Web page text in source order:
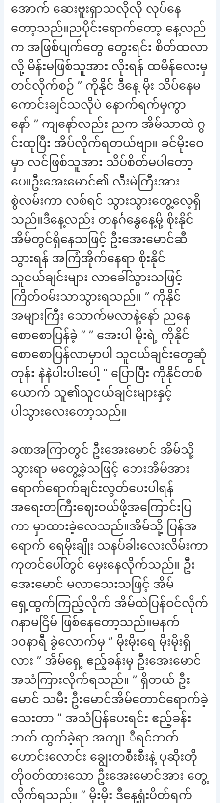
အောက် ဆေးဗူးရှာသလိုလို လုပ်နေ
တော့သည်။ညပိုင်းရောက်တော့ နေ့လည်
က အဖြစ်ပျက်တွေ တွေးရင်း စိတ်ထလာ
လို့ မိန်းမဖြစ်သူအား လိုးရန် ထမိန်လေးမှ
တင်လိုက်စဉ် ” ကိုနိုင် ဒီနေ့ မိုး သိပ်နေမ
ကောင်းချင်သလိုပဲ နောက်ရက်မှကွာ
နော် ” ကျနော်လည်း ညက အိမ်သာထဲ ဂွ
င်းထုပြီး အိပ်လိုက်ရတယ်ဗျာ။ ခင်မိုးဝေ
မှာ လင်ဖြစ်သူအား သိပ်စိတ်မပါတော့
ပေ။ဦးအေးမောင်၏ လီးမဲကြီးအား
စွဲလမ်းကာ လစ်ရင် သွားသွားတွေ့လေ့ရှိ
သည်။ဒီနေ့လည်း တနင်္ဂနွေနေ့မို့ စိုးနိုင်
အိမ်တွင်ရှိနေသဖြင့် ဦးအေးမောင်ဆီ
သွားရန် အကြံအိုက်နေရာ စိုးနိုင်
သူငယ်ချင်းများ လာခေါ်သွားသဖြင့်
ကြိတ်ဝမ်းသာသွားရသည်။ ” ကိုနိုင်
အများကြီး သောက်မလာနဲ့နော် ညနေ
စောစောပြန်ခဲ့ ” ” အေးပါ မိုးရဲ့ ကိုနိုင်
စောစောပြန်လာမှာပါ သူငယ်ချင်းတွေဆုံ
တုန်း နဲနဲပါးပါးပေါ့ ” ပြောပြီး ကိုနိုင်တစ်
ယောက် သူ၏သူငယ်ချင်းများနှင့်
ပါသွားလေးတော့သည်။
ခဏအကြာတွင် ဦးအေးမောင် အိမ်သို့
သွားရာ မတွေ့ခဲ့သဖြင့် ဘေးအိမ်အား
ရောက်ရောက်ချင်းလွတ်ပေးပါရန်
အရေးတကြီးဈေးဝယ်ဖို့အကြောင်းပြ
ကာ မှာထားခဲ့လေသည်။အိမ်သို့ ပြန်အ
ရောက် ရေမိုးချိုး သနပ်ခါးလေးလိမ်းကာ
ကုတင်ပေါ်တွင် မှေးနေလိုက်သည်။ ဦး
အေးမောင် မလာသေးသဖြင့် အိမ်
ရှေ့ထွက်ကြည့်လိုက် အိမ်ထဲပြန်ဝင်လိုက်
ဂနာမငြိမ် ဖြစ်နေတော့သည်။မနက်
၁၀နာရီ ခွဲလောက်မှ ” မိုးမိုးရေ မိုးမိုးရှိ
လား ” အိမ်ရှေ့ ဧည့်ခန်းမှ ဦးအေးမောင်
အသံကြားလိုက်ရသည်။ ” ရှိတယ် ဦး
မောင် သမီး ဦးမောင်အိမ်တောင်ရောက်ခဲ့
သေးတာ ” အသံပြန်ပေးရင်း ဧည့်ခန်း
ဘက် ထွက်ခဲ့ရာ အကျၤ ီရင်ဘတ်
ဟောင်းလောင်း ချွေးတစီးစီးနဲ့ ပုဆိုးတို
တိုဝတ်ထားသော ဦးအေးမောင်အား တွေ့
လိုက်ရသည်။ ” မိုးမိုး ဒီနေ့ရုံးပိတ်ရက်